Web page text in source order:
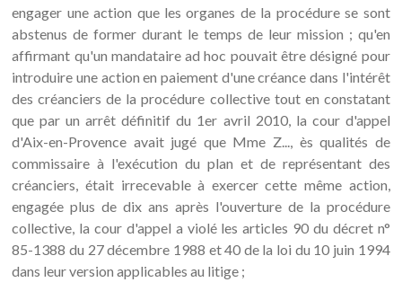
engager une action que les organes de la procédure se sont
abstenus de former durant le temps de leur mission ; qu'en
affirmant qu'un mandataire ad hoc pouvait être désigné pour
introduire une action en paiement d'une créance dans l'intérêt
des créanciers de la procédure collective tout en constatant
que par un arrêt définitif du 1er avril 2010, la cour d'appel
d'Aix-en-Provence avait jugé que Mme Z..., ès qualités de
commissaire à l'exécution du plan et de représentant des
créanciers, était irrecevable à exercer cette même action,
engagée plus de dix ans après l'ouverture de la procédure
collective, la cour d'appel a violé les articles 90 du décret n°
85-1388 du 27 décembre 1988 et 40 de la loi du 10 juin 1994
dans leur version applicables au litige ;